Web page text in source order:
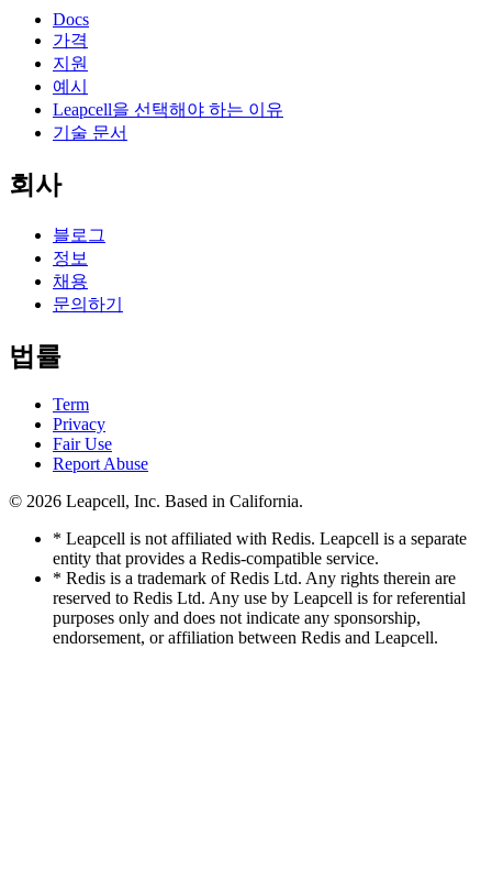
Docs
가격
지원
예시
Leapcell을 선택해야 하는 이유
기술 문서
회사
블로그
정보
채용
문의하기
법률
Term
Privacy
Fair Use
Report Abuse
© 2026 Leapcell, Inc. Based in California.
* Leapcell is not affiliated with Redis. Leapcell is a separate
entity that provides a Redis-compatible service.
* Redis is a trademark of Redis Ltd. Any rights therein are
reserved to Redis Ltd. Any use by Leapcell is for referential
purposes only and does not indicate any sponsorship,
endorsement, or affiliation between Redis and Leapcell.